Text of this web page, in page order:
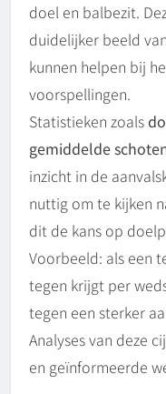
doel en balbezit.
duidelijker beeld
kunnen helpen bij
voorspellingen.
Statistieken zoals
gemiddelde
inzicht in de
nuttig om te kijken
dit de kans op
Voorbeeld: als een
tegen krijgt per
tegen een sterker
Analyses van deze
en geïnformeerde